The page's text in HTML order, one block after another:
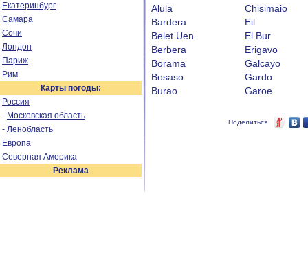
Екатеринбург
Самара
Сочи
Лондон
Париж
Рим
Карты погоды:
Россия
- Московская область
- Ленобласть
Европа
Северная Америка
Реклама
Alula
Bardera
Belet Uen
Berbera
Borama
Bosaso
Burao
Chisimaio
Eil
El Bur
Erigavo
Galcayo
Gardo
Garoe
Поделиться